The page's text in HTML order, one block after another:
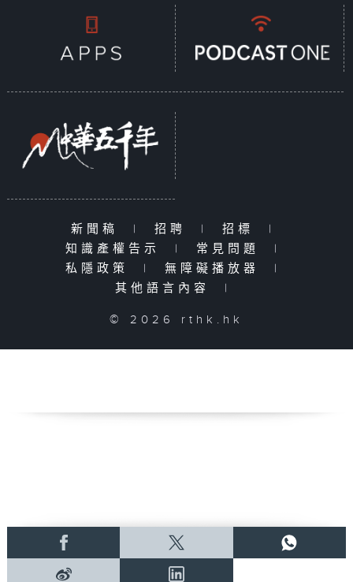
新聞稿 | 招聘 | 招標
|
知識產權告示
| 常見問題
|
私隱政策
| 無障礙播放器
|
其他語言內容
|
© 2026 rthk.hk